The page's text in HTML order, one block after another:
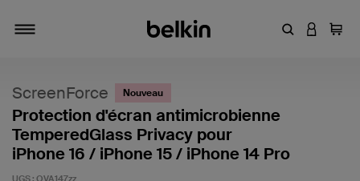
Entrez un
ScreenForce Nouveau
Protection d'écran antimicrobienne
TemperedGlass Privacy pour
iPhone 16 / iPhone 15 / iPhone 14 Pro
UGS : OVA147zz